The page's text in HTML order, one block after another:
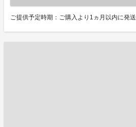
ご提供予定時期：ご購入より1ヵ月以内に発送